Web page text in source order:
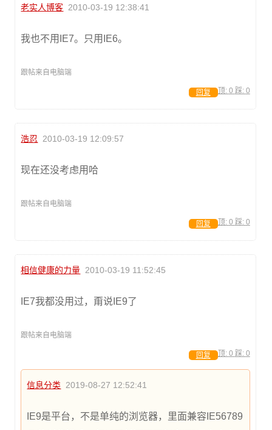
老实人博客 2010-03-19 12:38:41
我也不用IE7。只用IE6。
跟帖来自电脑端
顶: 0 踩: 0
回复
浩忍 2010-03-19 12:09:57
现在还没考虑用哈
跟帖来自电脑端
顶: 0 踩: 0
回复
相信健康的力量 2010-03-19 11:52:45
IE7我都没用过，甭说IE9了
跟帖来自电脑端
顶: 0 踩: 0
回复
信息分类 2019-08-27 12:52:41
IE9是平台，不是单纯的浏览器，里面兼容IE56789